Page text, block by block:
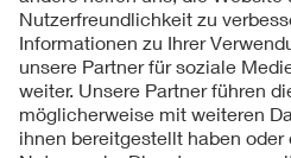
Folgen Sie uns